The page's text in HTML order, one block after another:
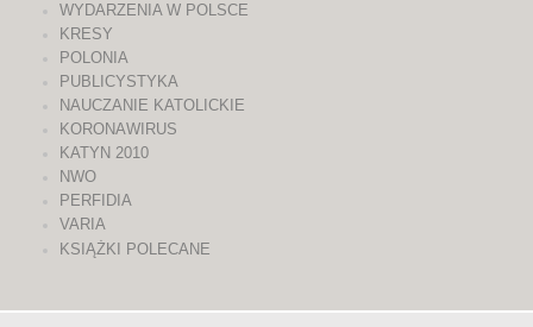
WYDARZENIA W POLSCE
KRESY
POLONIA
PUBLICYSTYKA
NAUCZANIE KATOLICKIE
KORONAWIRUS
KATYN 2010
NWO
PERFIDIA
VARIA
KSIĄŻKI POLECANE